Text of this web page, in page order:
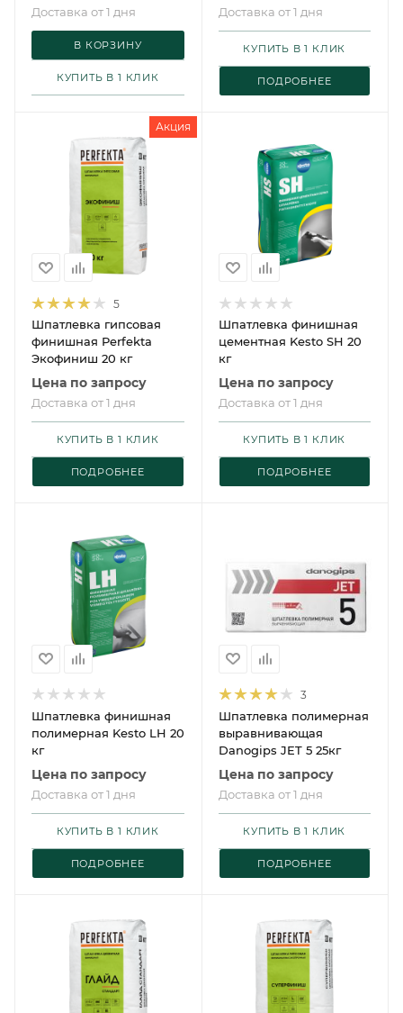
Доставка от 1 дня
В КОРЗИНУ
КУПИТЬ В 1 КЛИК
Доставка от 1 дня
ПОДРОБНЕЕ
КУПИТЬ В 1 КЛИК
Акция
5
Шпатлевка гипсовая
финишная Perfekta
Экофиниш 20 кг
Цена по запросу
Доставка от 1 дня
ПОДРОБНЕЕ
КУПИТЬ В 1 КЛИК
Шпатлевка финишная
цементная Kesto SH 20
кг
Цена по запросу
Доставка от 1 дня
ПОДРОБНЕЕ
КУПИТЬ В 1 КЛИК
Шпатлевка финишная
полимерная Kesto LH 20
кг
Цена по запросу
Доставка от 1 дня
ПОДРОБНЕЕ
КУПИТЬ В 1 КЛИК
3
Шпатлевка полимерная
выравнивающая
Danogips JET 5 25кг
Цена по запросу
Доставка от 1 дня
ПОДРОБНЕЕ
КУПИТЬ В 1 КЛИК